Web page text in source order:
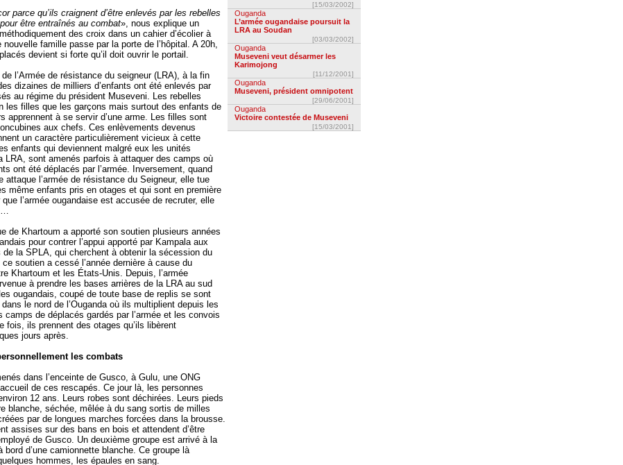
parce qu’ils craignent d’être enlevés par les rebelles
être entraînés au combat», nous explique un
des croix dans un cahier d’écolier à
nouvelle famille passe par la porte de l’hôpital. A 20h,
devient si forte qu’il doit ouvrir le portail.
de l’Armée de résistance du seigneur (LRA), à la fin
dizaines de milliers d’enfants ont été enlevés par
au régime du président Museveni. Les rebelles
les filles que les garçons mais surtout des enfants de
apprennent à se servir d’une arme. Les filles sont
aux chefs. Ces enlèvements devenus
un caractère particulièrement vicieux à cette
enfants qui deviennent malgré eux les unités
LRA, sont amenés parfois à attaquer des camps où
ont été déplacés par l’armée. Inversement, quand
attaque l’armée de résistance du Seigneur, elle tue
même enfants pris en otages et qui sont en première
l’armée ougandaise est accusée de recruter, elle
de Khartoum a apporté son soutien plusieurs années
pour contrer l’appui apporté par Kampala aux
de la SPLA, qui cherchent à obtenir la sécession du
soutien a cessé l’année dernière à cause du
Khartoum et les États-Unis. Depuis, l’armée
à prendre les bases arrières de la LRA au sud
ougandais, coupé de toute base de replis se sont
le nord de l’Ouganda où ils multiplient depuis les
camps de déplacés gardés par l’armée et les convois
fois, ils prennent des otages qu’ils libèrent
jours après.
les combats
dans l’enceinte de Gusco, à Gulu, une ONG
de ces rescapés. Ce jour là, les personnes
12 ans. Leurs robes sont déchirées. Leurs pieds
blanche, séchée, mêlée à du sang sortis de milles
par de longues marches forcées dans la brousse.
assises sur des bans en bois et attendent d’être
de Gusco. Un deuxième groupe est arrivé à la
bord d’une camionnette blanche. Ce groupe là
hommes, les épaules en sang.
[15/03/2002]
Ouganda
L’armée ougandaise poursuit la
LRA au Soudan
[03/03/2002]
Ouganda
Museveni veut désarmer les
Karimojong
[11/12/2001]
Ouganda
Museveni, président omnipotent
[29/06/2001]
Ouganda
Victoire contestée de Museveni
[15/03/2001]